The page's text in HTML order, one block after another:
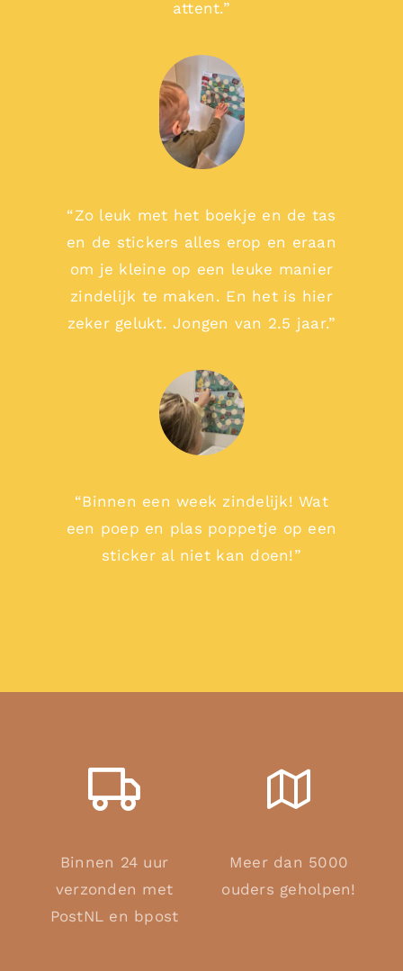
attent.”
“Zo leuk met het boekje en de tas
en de stickers alles erop en eraan
om je kleine op een leuke manier
zindelijk te maken. En het is hier
zeker gelukt. Jongen van 2.5 jaar.”
“Binnen een week zindelijk! Wat
een poep en plas poppetje op een
sticker al niet kan doen!”
Binnen 24 uur
verzonden met
PostNL en bpost
Meer dan 5000
ouders geholpen!